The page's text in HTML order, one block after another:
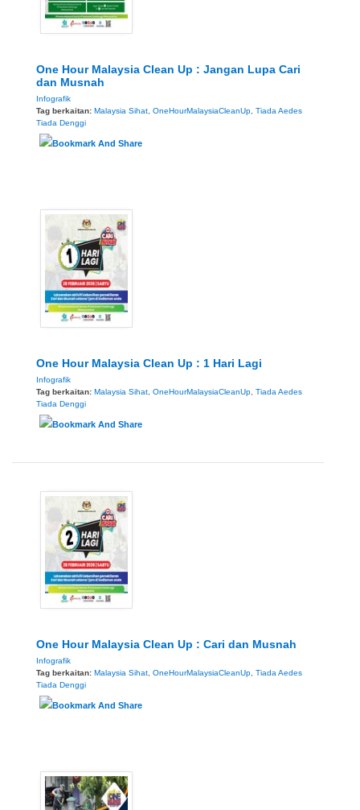
One Hour Malaysia Clean Up : Jangan Lupa Cari
dan Musnah
Infografik
Tag berkaitan: Malaysia Sihat, OneHourMalaysiaCleanUp, Tiada Aedes
Tiada Denggi
One Hour Malaysia Clean Up : 1 Hari Lagi
Infografik
Tag berkaitan: Malaysia Sihat OneHourMalaysiaCleanUp Tiada Aedes
Tiada Denggi
One Hour Malaysia Clean Up : Cari dan Musnah
Infografik
Tag berkaitan: Malaysia Sihat OneHourMalaysiaCleanUp Tiada Aedes
Tiada Denggi